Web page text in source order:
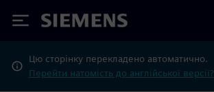
Siemens
Цю сторінку перекладено автоматично.
Перейти натомість до англійської версії?